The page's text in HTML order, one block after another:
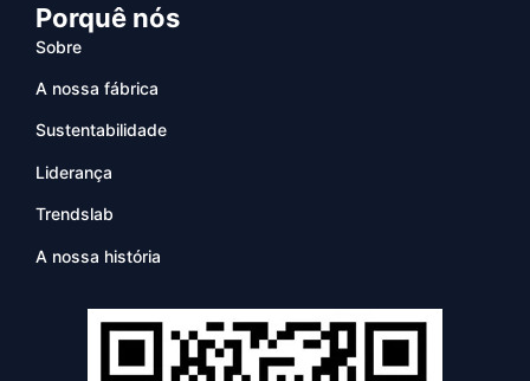
Porquê nós
Sobre
A nossa fábrica
Sustentabilidade
Liderança
Trendslab
A nossa história